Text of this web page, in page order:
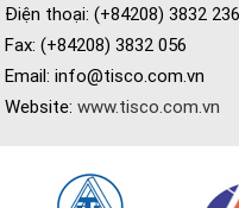
Điện thoại: (+84208) 3832 236
Fax: (+84208) 3832 056
Email: info@tisco.com.vn
Website: www.tisco.com.vn